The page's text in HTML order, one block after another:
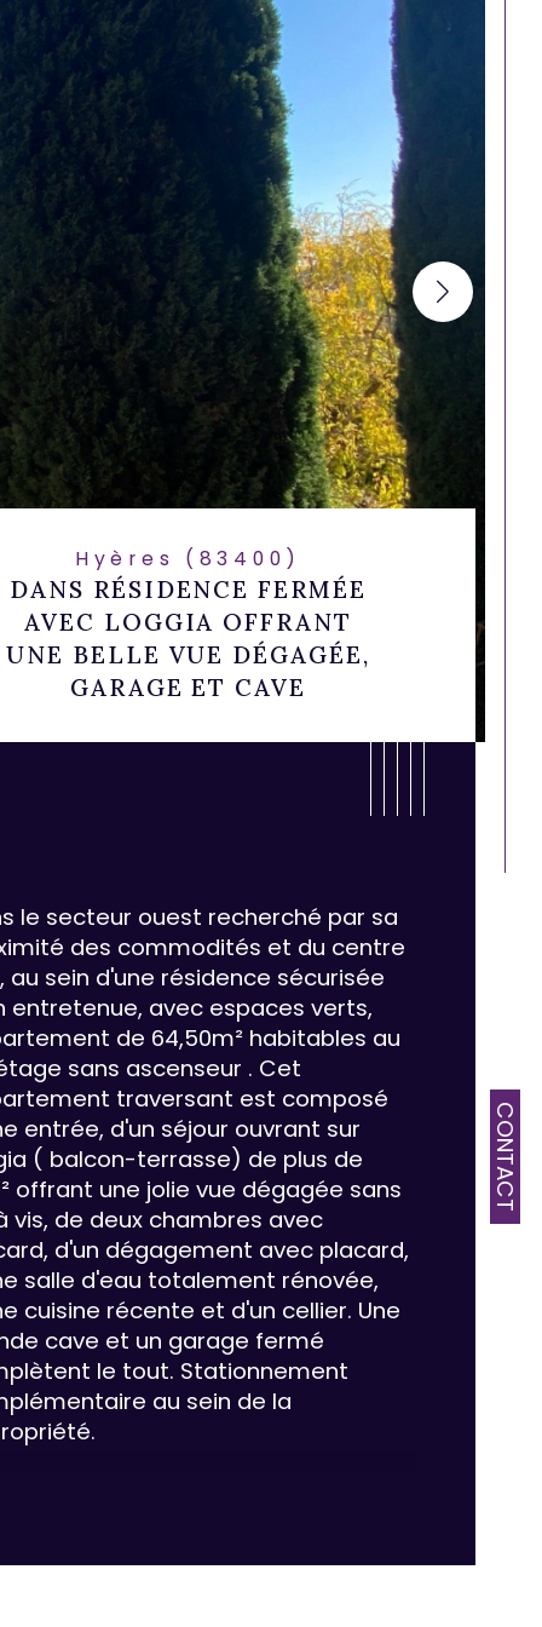
CONTACT
Hyères (83400)
DANS RÉSIDENCE FERMÉE
AVEC LOGGIA OFFRANT
UNE BELLE VUE DÉGAGÉE,
GARAGE ET CAVE
Valeurs
de pièces
le secteur ouest recherché par sa
des commodités et du centre
au sein d'une résidence sécurisée
entretenue, avec espaces verts,
de 64,50m² habitables au
sans ascenseur . Cet
traversant est composé
entrée, d'un séjour ouvrant sur
( balcon-terrasse) de plus de
offrant une jolie vue dégagée sans
vis, de deux chambres avec
d'un dégagement avec placard,
salle d'eau totalement rénovée,
cuisine récente et d'un cellier. Une
cave et un garage fermé
le tout. Stationnement
au sein de la
sur le séjour..et sa situation